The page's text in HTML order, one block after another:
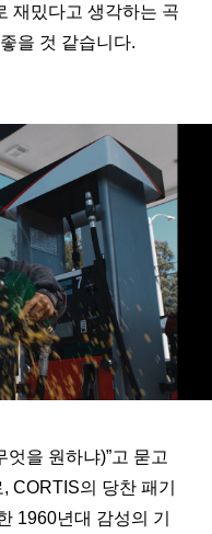
재밌다고 생각하는 곡
을 것 같습니다.
엇을 원하냐)”고 묻고
CORTIS의 당찬 패기
1960년대 감성의 기